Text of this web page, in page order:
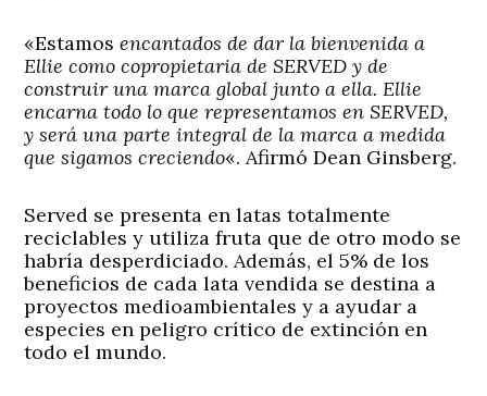
«Estamos encantados de dar la bienvenida a
Ellie como copropietaria de SERVED y de
construir una marca global junto a ella. Ellie
encarna todo lo que representamos en SERVED,
y será una parte integral de la marca a medida
que sigamos creciendo«. Afirmó Dean Ginsberg.
Served se presenta en latas totalmente
reciclables y utiliza fruta que de otro modo se
habría desperdiciado. Además, el 5% de los
beneficios de cada lata vendida se destina a
proyectos medioambientales y a ayudar a
especies en peligro crítico de extinción en
todo el mundo.